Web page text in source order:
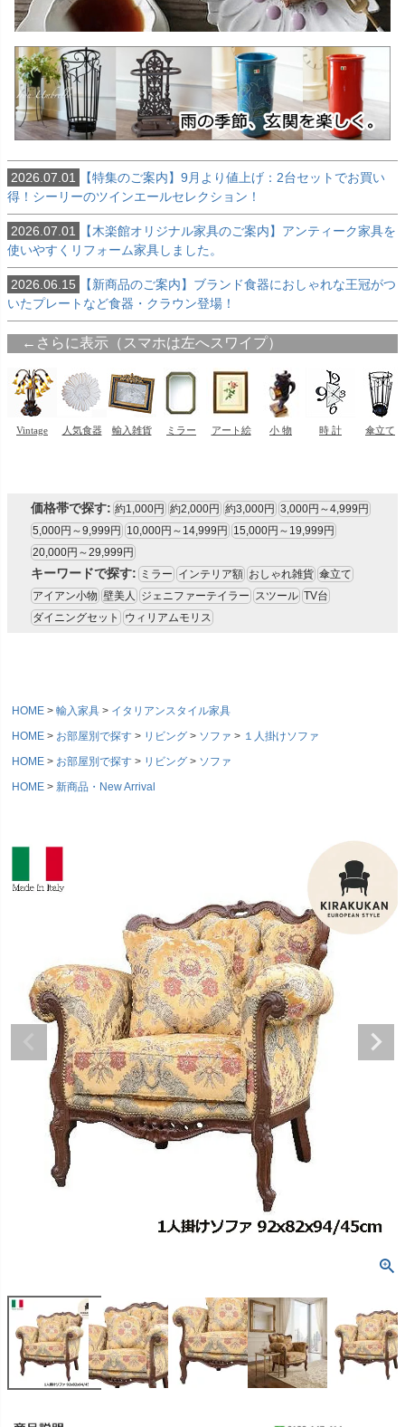
2026.07.01
【特集のご案内】9月より値上げ：2台セットでお買い
得！シーリーのツインエールセレクション！
2026.07.01
【木楽館オリジナル家具のご案内】アンティーク家具を
使いやすくリフォーム家具しました。
2026.06.15
【新商品のご案内】ブランド食器におしゃれな王冠がつ
いたプレートなど食器・クラウン登場！
価格帯で探す: 約1,000円 約2,000円 約3,000円 3,000円～4,999円
5,000円～9,999円
10,000円～14,999円
15,000円～19,999円
20,000円～29,999円
キーワードで探す: ミラー インテリア額 おしゃれ雑貨 傘立て
アイアン小物 壁美人 ジェニファーテイラー スツール TV台
ダイニングセット
ウィリアムモリス
HOME 輸入家具
イタリアンスタイル家具
HOME
お部屋別で探す リビング ソファ
１人掛けソファ
HOME
お部屋別で探す リビング
ソファ
HOME
新商品・New Arrival